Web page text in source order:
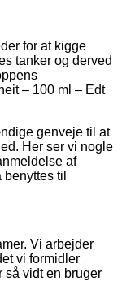
for at kigge
tanker og derved
– 100 ml – Edt
genveje til at
Her ser vi nogle
af
til
Vi arbejder
vi formidler
så vidt en bruger